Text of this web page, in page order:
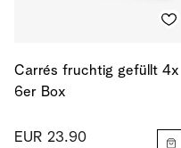
Carrés fruchtig gefüllt 4x
6er Box
EUR 23.90